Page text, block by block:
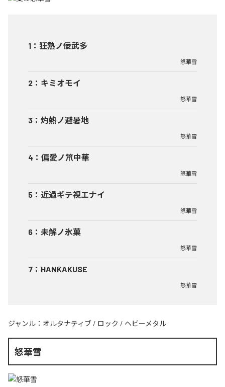
1 ： 狂熱ノ佞武多
怒華雪
2 ： キミオモイ
怒華雪
3 ： 灼熱ノ避暑地
怒華雪
4 ： 偏愛ノ笊中華
怒華雪
5 ： 近過ギテ視エナイ
怒華雪
6 ： 未解ノ氷菓
怒華雪
7 ： HANKAKUSE
怒華雪
ジャンル： オルタナティブ / ロック / ヘビーメタル
怒華雪